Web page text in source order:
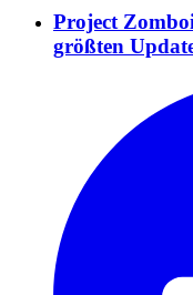
Project
größten